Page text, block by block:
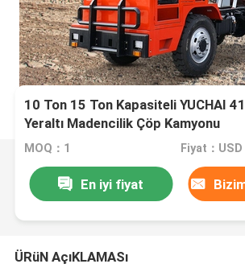
10 Ton 15 Ton Kapasiteli YUCHAI
Yeraltı Madencilik Çöp Kamyonu
MOQ：1
En iyi fiyat
ÜRüN AçıKLAMASı